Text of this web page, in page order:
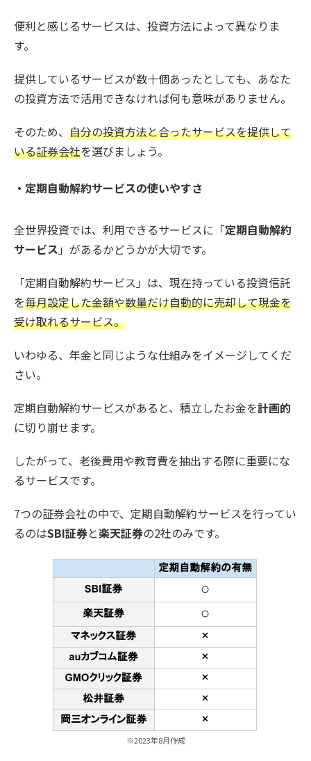
便利と感じるサービスは、投資方法によって異なりま
す。
提供しているサービスが数十個あったとしても、あなた
の投資方法で活用できなければ何も意味がありません。
そのため、 自分の投資方法と合ったサービスを提供して
いる証券会社を選びましょう。
・定期自動解約サービスの使いやすさ
全世界投資では、利用できるサービスに「定期自動解約
サービス 」があるかどうかが大切です。
「定期自動解約サービス」は、現在持っている投資信託
を毎月設定した金額や数量だけ自動的に売却して現金を
受け取れるサービス。
いわゆる、年金と同じような仕組みをイメージしてくだ
さい。
定期自動解約サービスがあると、積立したお金を計画的
に切り崩せます。
したがって、老後費用や教育費を抽出する際に重要にな
るサービスです。
7つの証券会社の中で、定期自動解約サービスを行ってい
るのはSBI証券と楽天証券の2社のみです。
※2023年8月作成